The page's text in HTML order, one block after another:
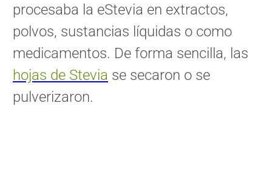
procesaba la eStevia en extractos,
polvos, sustancias líquidas o como
medicamentos. De forma sencilla, las
hojas de Stevia se secaron o se
pulverizaron.